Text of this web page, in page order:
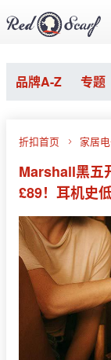
品牌A-Z 专题
折扣首页 家居
Marshall黑五
£89！耳机史低